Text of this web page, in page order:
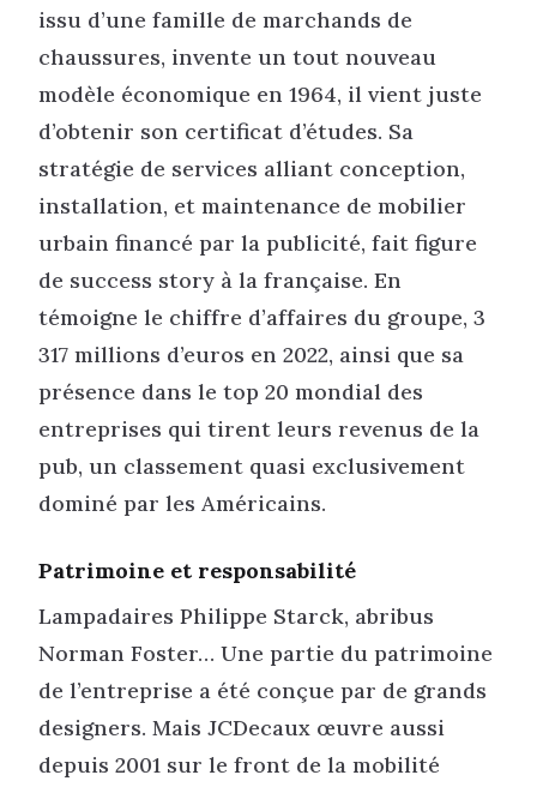
issu d’une famille de marchands de
chaussures, invente un tout nouveau
modèle économique en 1964, il vient juste
d’obtenir son certificat d’études. Sa
stratégie de services alliant conception,
installation, et maintenance de mobilier
urbain financé par la publicité, fait figure
de success story à la française. En
témoigne le chiffre d’affaires du groupe, 3
317 millions d’euros en 2022, ainsi que sa
présence dans le top 20 mondial des
entreprises qui tirent leurs revenus de la
pub, un classement quasi exclusivement
dominé par les Américains.
Patrimoine et responsabilité
Lampadaires Philippe Starck, abribus
Norman Foster… Une partie du patrimoine
de l’entreprise a été conçue par de grands
designers. Mais JCDecaux œuvre aussi
depuis 2001 sur le front de la mobilité